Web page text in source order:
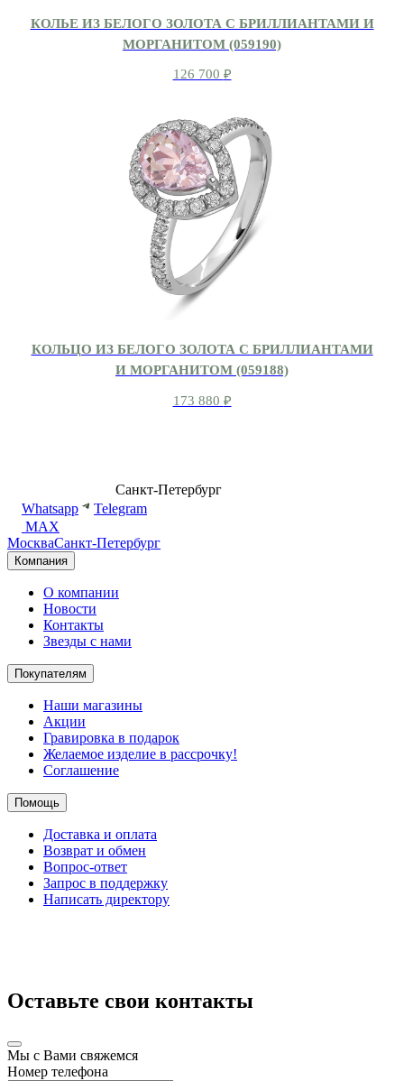
КОЛЬЕ ИЗ БЕЛОГО ЗОЛОТА С БРИЛЛИАНТАМИ И
МОРГАНИТОМ (059190)
126 700 ₽
КОЛЬЦО ИЗ БЕЛОГО ЗОЛОТА С БРИЛЛИАНТАМИ
И МОРГАНИТОМ (059188)
173 880 ₽
Санкт-Петербург
Whatsapp
Telegram
MAX
МоскваСанкт-Петербург
Компания
О компании
Новости
Контакты
Звезды с нами
Покупателям
Наши магазины
Акции
Гравировка в подарок
Желаемое изделие в рассрочку!
Соглашение
Помощь
Доставка и оплата
Возврат и обмен
Вопрос-ответ
Запрос в поддержку
Написать директору
Оставьте свои контакты
Мы с Вами свяжемся
Номер телефона